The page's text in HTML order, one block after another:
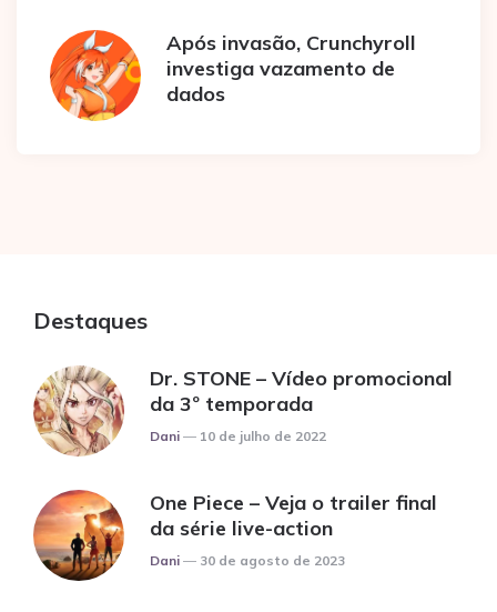
Após invasão, Crunchyroll
investiga vazamento de
dados
Destaques
Dr. STONE – Vídeo promocional
da 3º temporada
Posted
Dani 10 de julho de 2022
One Piece – Veja o trailer final
da série live-action
Posted
Dani 30 de agosto de 2023